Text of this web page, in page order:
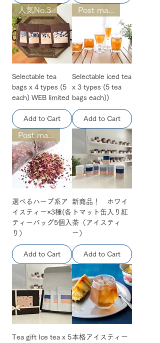
人気No.3
Selectable tea
bags x 4 types (5
each) WEB limited
Add to Cart
Selectable iced tea
x 3 types (5 tea
bags each))
Add to Cart
選べるハーブ系ア
イスティー×3種(各
ティーバッグ5個入
り）
Add to Cart
新商品！ ホワイ
トマット缶入り紅
茶（アイスティ
ー）
Add to Cart
Tea gift Ice tea x 5本格アイスティー